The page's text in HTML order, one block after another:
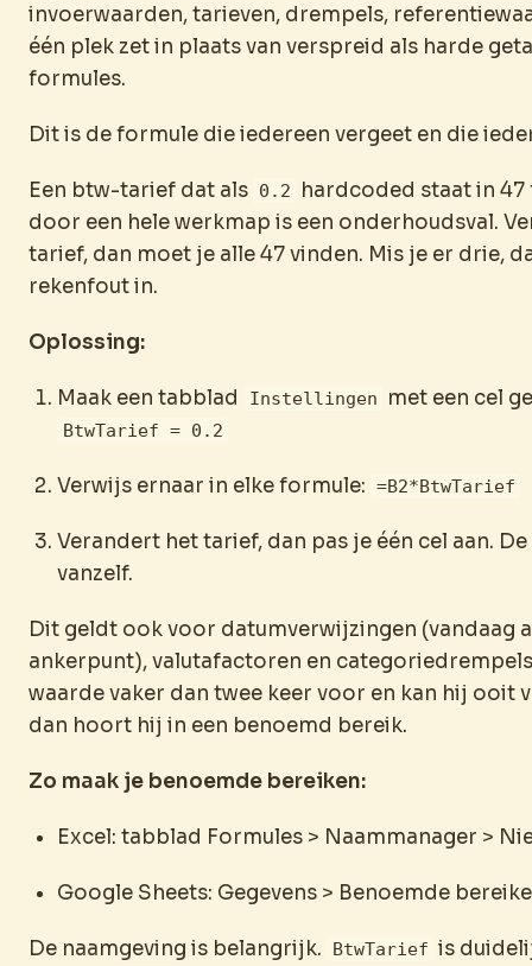
invoerwaarden, tarieven, drempels,
één plek zet in plaats van verspreid als harde
formules.
Dit is de formule die iedereen vergeet en die
Een btw-tarief dat als 0.2
hardcoded staat in
door een hele werkmap is een onderhoudsval.
tarief, dan moet je alle 47 vinden. Mis je er drie,
rekenfout in.
Oplossing:
Maak een tabblad Instellingen met een cel
BtwTarief = 0.2
Verwijs ernaar in elke formule: =B2*BtwTarief
Verandert het tarief, dan pas je één cel aan.
vanzelf.
Dit geldt ook voor datumverwijzingen (vandaag
ankerpunt), valutafactoren en
waarde vaker dan twee keer voor en kan hij ooit
dan hoort hij in een benoemd bereik.
Zo maak je benoemde bereiken:
Excel: tabblad Formules > Naammanager >
Google Sheets: Gegevens > Benoemde
De naamgeving is belangrijk. BtwTarief is